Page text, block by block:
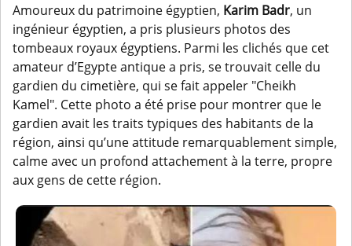
Amoureux du patrimoine égyptien, Karim Badr, un
ingénieur égyptien, a pris plusieurs photos des
tombeaux royaux égyptiens. Parmi les clichés que cet
amateur d’Egypte antique a pris, se trouvait celle du
gardien du cimetière, qui se fait appeler "Cheikh
Kamel". Cette photo a été prise pour montrer que le
gardien avait les traits typiques des habitants de la
région, ainsi qu’une attitude remarquablement simple,
calme avec un profond attachement à la terre, propre
aux gens de cette région.